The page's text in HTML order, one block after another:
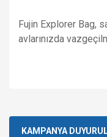
Fujin Explorer Bag,
avlarınızda
kullanarak tarafımıza
Görüş ve önerileriniz
KAMPANYA